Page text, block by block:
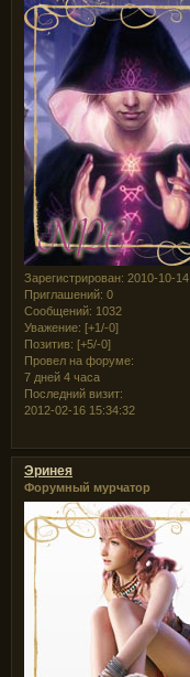
Зарегистрирован: 2010-10-14
Приглашений: 0
Сообщений: 1032
Уважение: [+1/-0]
Позитив: [+5/-0]
Провел на форуме:
7 дней 4 часа
Последний визит:
2012-02-16 15:34:32
Эринея
Форумный мурчатор